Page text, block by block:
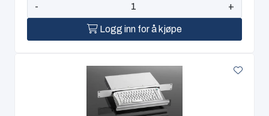
- +
Logg inn for å kjøpe